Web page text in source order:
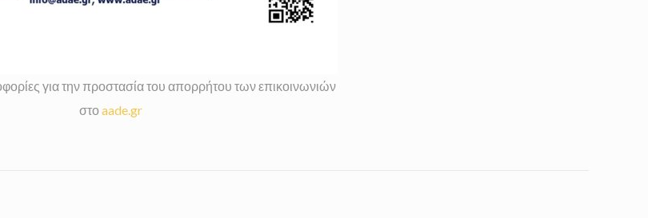
για την προστασία του απορρήτου των επικοινωνιών
στοaade.gr